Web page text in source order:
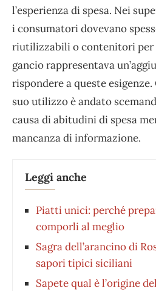
l’esperienza di spesa. Nei
i consumatori dovevano
riutilizzabili o contenitori per
gancio rappresentava
rispondere a queste
suo utilizzo è andato
causa di abitudini di spesa
mancanza di informazione.
Leggi anche
Piatti unici: perché
comporli al meglio
Sagra dell’arancino di
sapori tipici siciliani
Sapete qual è l’origine